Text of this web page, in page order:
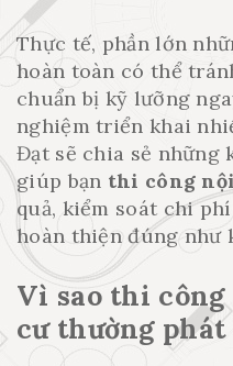
Thực tế, phần lớn
hoàn toàn có thể
chuẩn bị kỹ lưỡng
nghiệm triển khai
Đạt sẽ chia sẻ những
giúp bạn thi công
quả, kiểm soát chi
hoàn thiện đúng như
Vì sao thi
cư thường